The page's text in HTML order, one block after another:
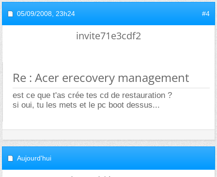
05/09/2008, 23h24 #4
invite71e3cdf2
Re : Acer erecovery management
est ce que t'as crée tes cd de restauration ?
si oui, tu les mets et le pc boot dessus...
Aujourd'hui